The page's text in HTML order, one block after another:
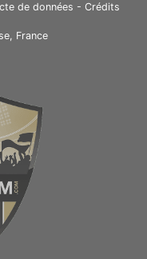
de données - Crédits
France